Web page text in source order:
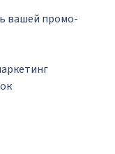
вашей промо-